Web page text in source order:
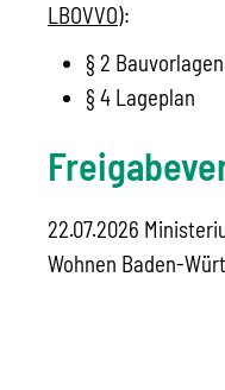
LBOVVO):
§ 2
§ 4 Lageplan
22.07.2026
Wohnen Baden-